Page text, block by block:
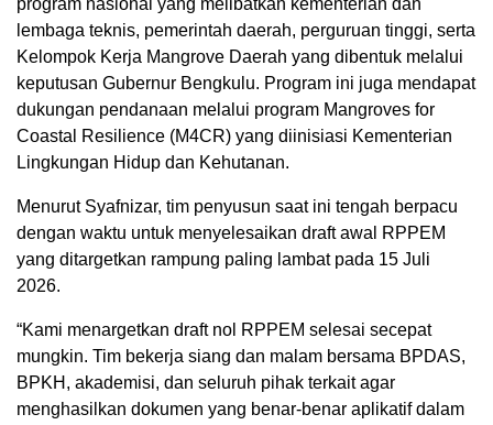
program nasional yang melibatkan kementerian dan
lembaga teknis, pemerintah daerah, perguruan tinggi, serta
Kelompok Kerja Mangrove Daerah yang dibentuk melalui
keputusan Gubernur Bengkulu. Program ini juga mendapat
dukungan pendanaan melalui program Mangroves for
Coastal Resilience (M4CR) yang diinisiasi Kementerian
Lingkungan Hidup dan Kehutanan.
Menurut Syafnizar, tim penyusun saat ini tengah berpacu
dengan waktu untuk menyelesaikan draft awal RPPEM
yang ditargetkan rampung paling lambat pada 15 Juli
2026.
“Kami menargetkan draft nol RPPEM selesai secepat
mungkin. Tim bekerja siang dan malam bersama BPDAS,
BPKH, akademisi, dan seluruh pihak terkait agar
menghasilkan dokumen yang benar-benar aplikatif dalam